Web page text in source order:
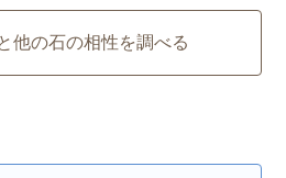
他の石の相性を調べる